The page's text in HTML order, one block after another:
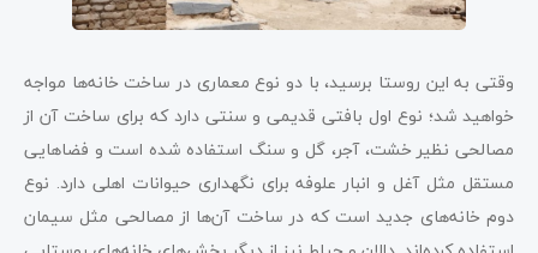
وقتی به این روستا برسید، با دو نوع معماری در ساخت خانه‌ها مواجه
خواهید شد؛ نوع اول بافتی قدیمی و سنتی دارد که برای ساخت آن از
مصالحی نظیر خشت، آجر، گل و سنگ استفاده شده است و فضاهایی
مستقل مثل آغل و انبار علوفه برای نگهداری حیوانات اهلی دارد. نوع
دوم خانه‌های جدید است که در ساخت آن‌ها از مصالحی مثل سیمان